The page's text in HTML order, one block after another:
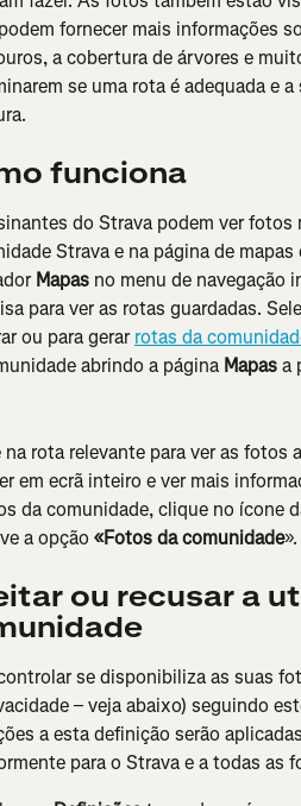
fornecer mais informações
a cobertura de árvores e
se uma rota é adequada e
funciona
do Strava podem ver
Strava e na página de
Mapas no menu de navegação
para ver as rotas guardadas.
ou para gerar rotas da
abrindo a página Mapas a
na rota relevante para ver as
em ecrã inteiro e ver mais
da comunidade, clique no ícone
a opção «Fotos da comunidade».
ou recusar a
se disponibiliza as suas
– veja abaixo) seguindo
a esta definição serão
para o Strava e a todas as